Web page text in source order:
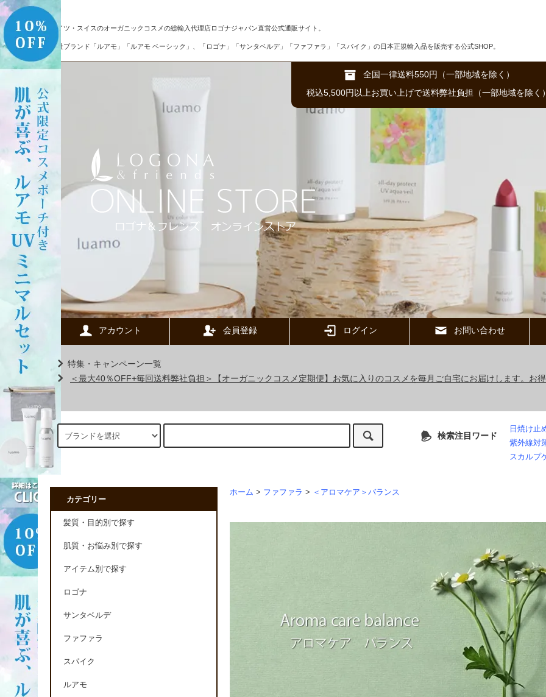
ドイツ・スイスのオーガニックコスメの総輸入代理店ロゴナジャパン直営公式通販サイト。
自社ブランド「ルアモ」「ルアモ ベーシック」、「ロゴナ」「サンタベルデ」「ファファラ」「スパイク」の日本正規輸入品を販売する公式SHOP。
全国一律送料550円（一部地域を除く）
税込5,500円以上お買い上げで送料弊社負担（一部地域を除く）
アカウント 会員登録 ログイン お問い合わせ
特集・キャンペーン一覧
＜最大40％OFF+毎回送料弊社負担＞【オーガニックコスメ定期便】お気に入りのコスメを毎月ご自宅にお届けします。お
検索注目ワード
日焼け止
紫外線対
スカルプ
ホーム > ファファラ > ＜アロマケア＞バランス
カテゴリー
髪質・目的別で探す
肌質・お悩み別で探す
アイテム別で探す
ロゴナ
サンタベルデ
ファファラ
スパイク
ルアモ